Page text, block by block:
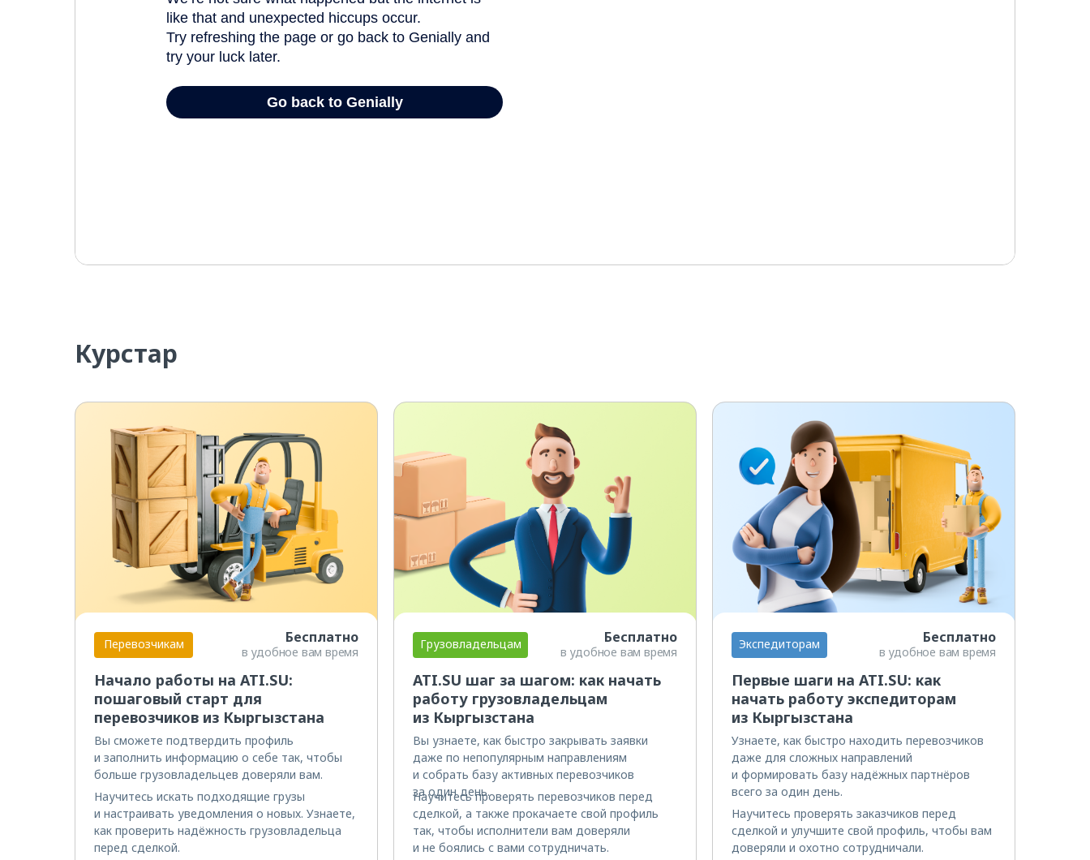
Курстар
Вы узнаете, как быстро закрывать заявки
даже по непопулярным направлениям
и собрать базу активных перевозчиков
за один день.
Научитесь проверять перевозчиков перед
сделкой, а также прокачаете свой профиль
так, чтобы исполнители вам доверяли
и не боялись с вами сотрудничать.
ATI.SU шаг за шагом: как начать
работу грузовладельцам
из Кыргызстана
в удобное вам время
Бесплатно
Грузовладельцам
Узнаете, как быстро находить перевозчиков
даже для сложных направлений
и формировать базу надёжных партнёров
всего за один день.
Первые шаги на ATI.SU: как
начать работу экспедиторам
из Кыргызстана
в удобное вам время
Бесплатно
Экспедиторам
Научитесь проверять заказчиков перед
сделкой и улучшите свой профиль, чтобы вам
доверяли и охотно сотрудничали.
Вы сможете подтвердить профиль
и заполнить информацию о себе так, чтобы
больше грузовладельцев доверяли вам.
Научитесь искать подходящие грузы
и настраивать уведомления о новых. Узнаете,
как проверить надёжность грузовладельца
перед сделкой.
Начало работы на ATI.SU:
пошаговый старт для
перевозчиков из Кыргызстана
в удобное вам время
Бесплатно
Перевозчикам